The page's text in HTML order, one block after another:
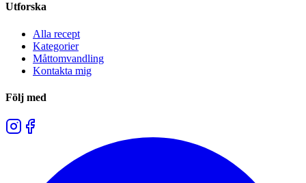
Utforska
Alla recept
Kategorier
Måttomvandling
Kontakta mig
Följ med